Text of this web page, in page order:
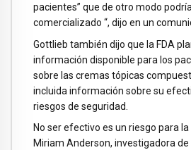
pacientes” que de otro modo
comercializado “, dijo en un
Gottlieb también dijo que la FDA
información disponible para los
sobre las cremas tópicas
incluida información sobre su
riesgos de seguridad.
No ser efectivo es un riesgo para
Miriam Anderson, investigadora de